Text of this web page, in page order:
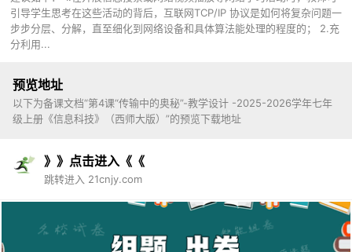
引导学生思考在这些活动的背后，互联网TCP/IP 协议是如何将复杂问题一
步步分层、分解，直至细化到网络设备和具体算法能处理的程度的； 2.充
分利用...
预览地址
以下为备课文档“第4课“传输中的奥秘”-教学设计 -2025-2026学年七年
级上册《信息科技》（西师大版）”的预览下载地址
》》点击进入《《
跳转进入 21cnjy.com